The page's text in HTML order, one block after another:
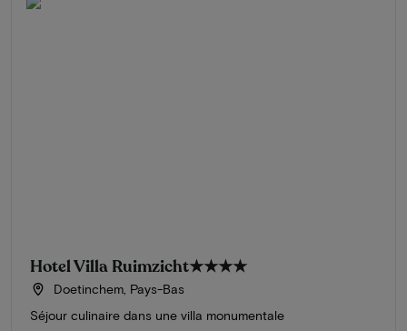
Hotel Villa Ruimzicht★★★★
Doetinchem, Pays-Bas
Séjour culinaire dans une villa monumentale